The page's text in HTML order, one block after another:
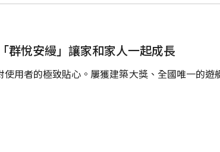
群悅安縵」讓家和家人一起成長
用者的極致貼心。屢獲建築大獎、全國唯一的